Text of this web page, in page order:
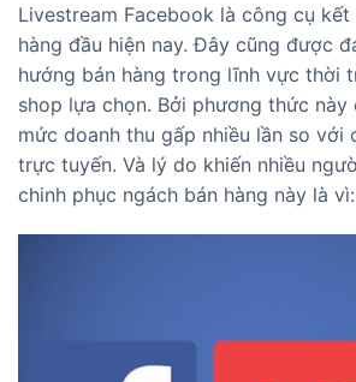
Livestream Facebook là công cụ kết
hàng đầu hiện nay. Đây cũng được
hướng bán hàng trong lĩnh vực thời
shop lựa chọn. Bởi phương thức
mức doanh thu gấp nhiều lần so với
trực tuyến. Và lý do khiến nhiều
chinh phục ngách bán hàng này là vì: